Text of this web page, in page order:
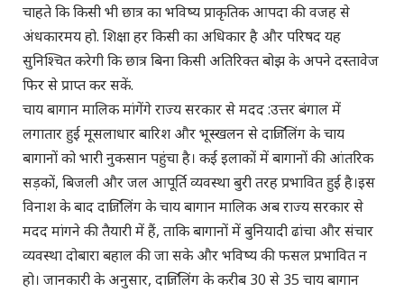
चाहते कि किसी भी छात्र का भविष्य प्राकृतिक आपदा की वजह से
अंधकारमय हो. शिक्षा हर किसी का अधिकार है और परिषद यह
सुनिश्चित करेगी कि छात्र बिना किसी अतिरिक्त बोझ के अपने दस्तावेज
फिर से प्राप्त कर सकें.
चाय बागान मालिक मांगेंगे राज्य सरकार से मदद :उत्तर बंगाल में
लगातार हुई मूसलाधार बारिश और भूस्खलन से दार्जिलिंग के चाय
बागानों को भारी नुकसान पहुंचा है। कई इलाकों में बागानों की आंतरिक
सड़कों, बिजली और जल आपूर्ति व्यवस्था बुरी तरह प्रभावित हुई है।इस
विनाश के बाद दार्जिलिंग के चाय बागान मालिक अब राज्य सरकार से
मदद मांगने की तैयारी में हैं, ताकि बागानों में बुनियादी ढांचा और संचार
व्यवस्था दोबारा बहाल की जा सके और भविष्य की फसल प्रभावित न
हो। जानकारी के अनुसार, दार्जिलिंग के करीब 30 से 35 चाय बागान